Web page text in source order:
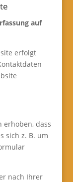
auf
erfolgt
erhoben, dass
sich z. B. um
nach Ihrer